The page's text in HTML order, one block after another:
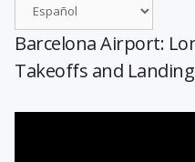
Barcelona Airport:
Takeoffs and